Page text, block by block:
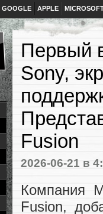
GOOGLE APPLE
Первый
Sony,
Fusion
2026-06-21 в
Компания
Fusion,